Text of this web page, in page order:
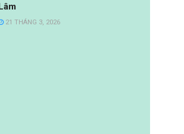
21 THÁNG 3, 2026